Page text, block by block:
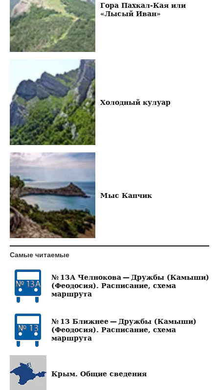
Гора Пахкал-Кая или
«Лысый Иван»
Холодный кулуар
Мыс Капчик
Самые читаемые
№ 13А Челнокова — Дружбы (Камыши)
(Феодосия). Расписание, схема
маршрута
№ 13 Ближнее — Дружбы (Камыши)
(Феодосия). Расписание, схема
маршрута
Крым. Общие сведения